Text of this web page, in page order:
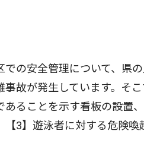
の安全管理について、県
故が発生しています。そ
あることを示す看板の設置
3】遊泳者に対する危険喚